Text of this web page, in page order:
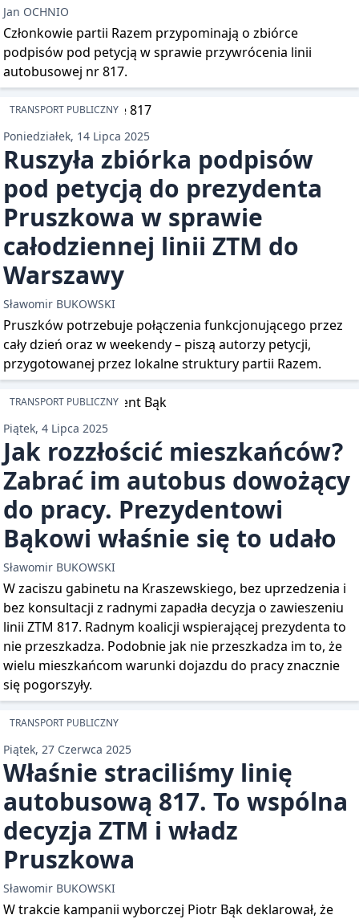
Jan OCHNIO
Członkowie partii Razem przypominają o zbiórce
podpisów pod petycją w sprawie przywrócenia linii
autobusowej nr 817.
TRANSPORT PUBLICZNY
Poniedziałek, 14 Lipca 2025
Ruszyła zbiórka podpisów
pod petycją do prezydenta
Pruszkowa w sprawie
całodziennej linii ZTM do
Warszawy
Sławomir BUKOWSKI
Pruszków potrzebuje połączenia funkcjonującego przez
cały dzień oraz w weekendy – piszą autorzy petycji,
przygotowanej przez lokalne struktury partii Razem.
TRANSPORT PUBLICZNY
Piątek, 4 Lipca 2025
Jak rozzłościć mieszkańców?
Zabrać im autobus dowożący
do pracy. Prezydentowi
Bąkowi właśnie się to udało
Sławomir BUKOWSKI
W zaciszu gabinetu na Kraszewskiego, bez uprzedzenia i
bez konsultacji z radnymi zapadła decyzja o zawieszeniu
linii ZTM 817. Radnym koalicji wspierającej prezydenta to
nie przeszkadza. Podobnie jak nie przeszkadza im to, że
wielu mieszkańcom warunki dojazdu do pracy znacznie
się pogorszyły.
TRANSPORT PUBLICZNY
Piątek, 27 Czerwca 2025
Właśnie straciliśmy linię
autobusową 817. To wspólna
decyzja ZTM i władz
Pruszkowa
Sławomir BUKOWSKI
W trakcie kampanii wyborczej Piotr Bąk deklarował, że